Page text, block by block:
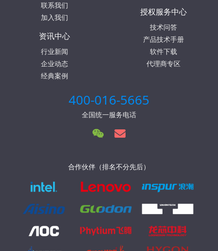
联系我们
加入我们
授权服务中心
技术问答
产品技术手册
软件下载
代理商专区
资讯中心
行业新闻
企业动态
经典案例
400-016-5665
全国统一服务电话
合作伙伴（排名不分先后）